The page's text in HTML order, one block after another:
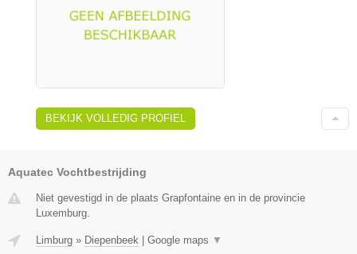
BEKIJK VOLLEDIG PROFIEL
Aquatec Vochtbestrijding
Niet gevestigd in de plaats Grapfontaine en in de provincie
Luxemburg.
Limburg » Diepenbeek Google maps ▼